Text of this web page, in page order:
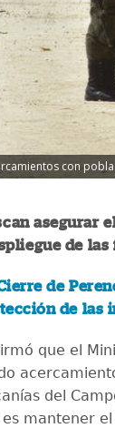
con
asegurar
de las
de
de las
que el
del
mantener